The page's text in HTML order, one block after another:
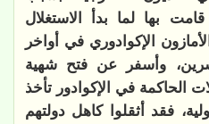
قامت بها لما بدأ الاستغلال
الإكوادوري في أواخر
وأسفر عن فتح شهية
الحاكمة في الإكوادور تأخذ
فقد أثقلوا كاهل دولتهم